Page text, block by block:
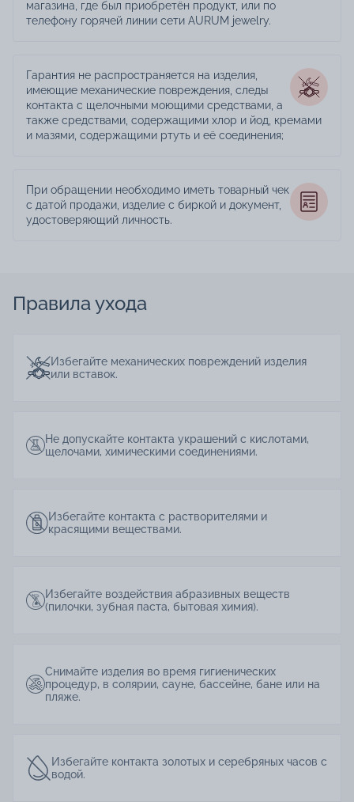
магазина, где был приобретён продукт, или по
телефону горячей линии сети AURUM jewelry.
Гарантия не распространяется на изделия,
имеющие механические повреждения, следы
контакта с щелочными моющими средствами, а
также средствами, содержащими хлор и йод, кремами
и мазями, содержащими ртуть и её соединения;
При обращении необходимо иметь товарный чек
с датой продажи, изделие с биркой и документ,
удостоверяющий личность.
Правила ухода
Избегайте механических повреждений изделия
или вставок.
Не допускайте контакта украшений с кислотами,
щелочами, химическими соединениями.
Избегайте контакта с растворителями и
красящими веществами.
Избегайте воздействия абразивных веществ
(пилочки, зубная паста, бытовая химия).
Снимайте изделия во время гигиенических
процедур, в солярии, сауне, бассейне, бане или на
пляже.
Избегайте контакта золотых и серебряных часов с
водой.